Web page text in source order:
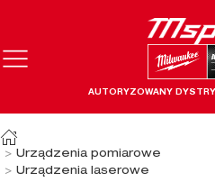
AUTORYZOWANY
Urządzenia pomiarowe
Urządzenia laserowe